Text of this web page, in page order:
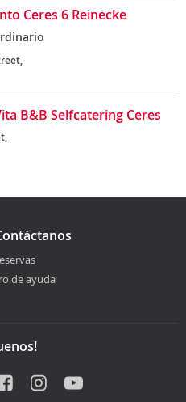
Ceres 6 Reinecke
B&B Selfcatering Ceres
de ayuda